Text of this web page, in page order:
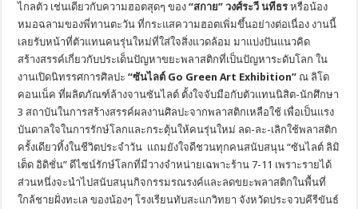
ไกลตัว เช่นเดียวกับความฮอตสุดๆ ของ“สกาย” วงศ์ระวี นทีธร หรือน้อง
หมอฉลามของพี่ทานตะวัน ที่กระแสความฮอตเพิ่มขึ้นอย่างต่อเนื่อง งานนี้
เลยรับหน้าที่ตัวแทนคนรุ่นใหม่ที่ใส่ใจสิ่งแวดล้อม มาแบ่งปันแนวคิด
สร้างสรรค์เกี่ยวกับประเด็นปัญหาขยะพลาสติกที่เป็นปัญหาระดับโลก ใน
งานเปิดนิทรรศการศิลปะ“ซันไลต์ Go Green Art Exhibition” ณ ลิโด
คอนเน็ค ที่ผลิตภัณฑ์ล้างจานซันไลต์ ตั้งใจจับมือกับตัวแทนนิสิต-นักศึกษา
3 สถาบันในการสร้างสรรค์ผลงานศิลปะจากพลาสติกเหลือใช้ เพื่อเป็นแรง
บันดาลใจในการรักษ์โลกและกระตุ้นให้คนรุ่นใหม่ ลด-ละ-เลิกใช้พลาสติก
ครั้งเดียวทิ้งในชีวิตประจำวัน แถมยังใจดีชวนทุกคนสนับสนุน “ซันไลต์ ลิมิ
เต็ด อิดิชั่น” ดีไซน์รักษ์โลกที่มีวางจำหน่ายเฉพาะร้าน 7-11 เพราะรายได้
ส่วนหนึ่งจะนำไปสนับสนุนกิจกรรมรณรงค์และลดขยะพลาสติกในพื้นที่
ใกล้ชายฝั่งทะเล ของน้องๆ โรงเรียนทับสะแกวิทยา จังหวัดประจวบคีรีขันธ์